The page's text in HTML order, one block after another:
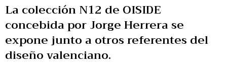
La colección N12 de OISIDE
concebida por Jorge Herrera se
expone junto a otros referentes del
diseño valenciano.